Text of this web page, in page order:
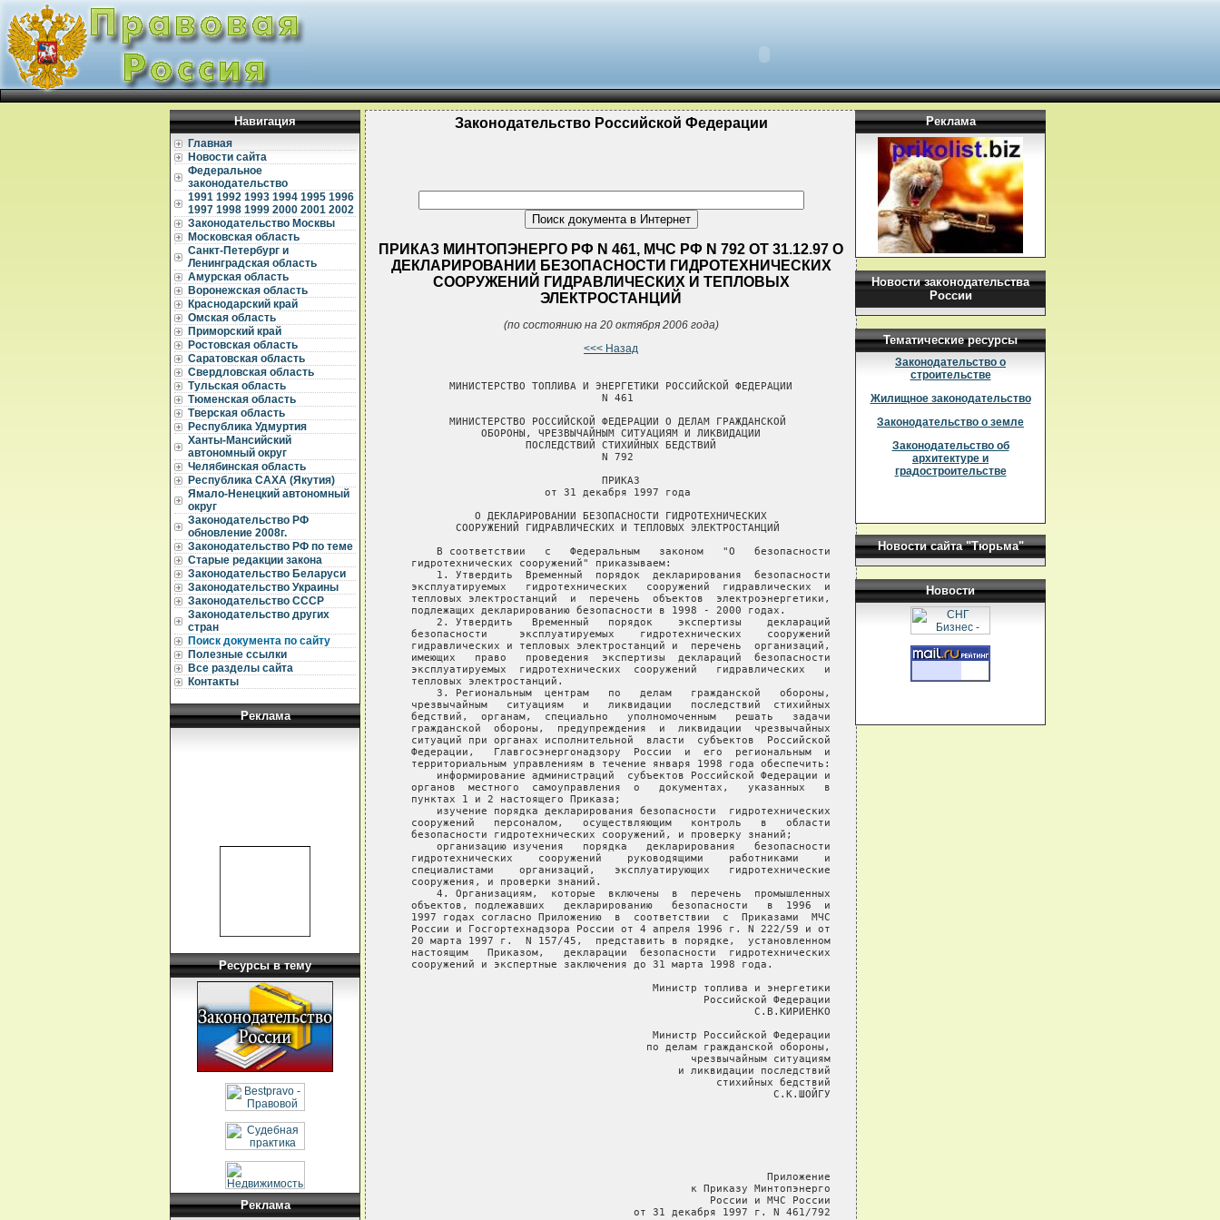
Навигация
Главная
Новости сайта
Федеральное
законодательство
1991 1992 1993 1994 1995 1996
1997 1998 1999 2000 2001 2002
Законодательство Москвы
Московская область
Санкт-Петербург и
Ленинградская область
Амурская область
Воронежская область
Краснодарский край
Омская область
Приморский край
Ростовская область
Саратовская область
Свердловская область
Тульская область
Тюменская область
Тверская область
Республика Удмуртия
Ханты-Мансийский
автономный округ
Челябинская область
Республика САХА (Якутия)
Ямало-Ненецкий автономный
округ
Законодательство РФ
обновление 2008г.
Законодательство РФ по теме
Старые редакции закона
Законодательство Беларуси
Законодательство Украины
Законодательство СССР
Законодательство других
стран
Поиск документа по сайту
Полезные ссылки
Все разделы сайта
Контакты
Реклама
Ресурсы в тему
Реклама
Законодательство Российской Федерации
ПРИКАЗ МИНТОПЭНЕРГО РФ N 461, МЧС РФ N 792 ОТ 31.12.97 О
ДЕКЛАРИРОВАНИИ БЕЗОПАСНОСТИ ГИДРОТЕХНИЧЕСКИХ
СООРУЖЕНИЙ ГИДРАВЛИЧЕСКИХ И ТЕПЛОВЫХ
ЭЛЕКТРОСТАНЦИЙ
(по состоянию на 20 октября 2006 года)
<<< Назад
         МИНИСТЕРСТВО ТОПЛИВА И ЭНЕРГЕТИКИ РОССИЙСКОЙ ФЕДЕРАЦИИ
                                 N 461
         МИНИСТЕРСТВО РОССИЙСКОЙ ФЕДЕРАЦИИ О ДЕЛАМ ГРАЖДАНСКОЙ
              ОБОРОНЫ, ЧРЕЗВЫЧАЙНЫМ СИТУАЦИЯМ И ЛИКВИДАЦИИ
                     ПОСЛЕДСТВИЙ СТИХИЙНЫХ БЕДСТВИЙ
                                 N 792
                                 ПРИКАЗ
                        от 31 декабря 1997 года
             О ДЕКЛАРИРОВАНИИ БЕЗОПАСНОСТИ ГИДРОТЕХНИЧЕСКИХ
          СООРУЖЕНИЙ ГИДРАВЛИЧЕСКИХ И ТЕПЛОВЫХ ЭЛЕКТРОСТАНЦИЙ
       В соответствии   с   Федеральным   законом   "О   безопасности
   гидротехнических сооружений" приказываем:
       1. Утвердить  Временный  порядок  декларирования  безопасности
   эксплуатируемых   гидротехнических   сооружений  гидравлических  и
   тепловых электростанций  и  перечень  объектов  электроэнергетики,
   подлежащих декларированию безопасности в 1998 - 2000 годах.
       2. Утвердить   Временный   порядок    экспертизы    деклараций
   безопасности     эксплуатируемых    гидротехнических    сооружений
   гидравлических и тепловых электростанций и  перечень  организаций,
   имеющих   право   проведения  экспертизы  деклараций  безопасности
   эксплуатируемых  гидротехнических  сооружений   гидравлических   и
   тепловых электростанций.
       3. Региональным  центрам   по   делам   гражданской   обороны,
   чрезвычайным   ситуациям   и   ликвидации   последствий  стихийных
   бедствий,  органам,  специально   уполномоченным   решать   задачи
   гражданской  обороны,  предупреждения  и  ликвидации  чрезвычайных
   ситуаций при органах исполнительной  власти  субъектов  Российской
   Федерации,   Главгосэнергонадзору  России  и  его  региональным  и
   территориальным управлениям в течение января 1998 года обеспечить:
       информирование администраций  субъектов Российской Федерации и
   органов  местного  самоуправления  о   документах,   указанных   в
   пунктах 1 и 2 настоящего Приказа;
       изучение порядка декларирования безопасности  гидротехнических
   сооружений   персоналом,   осуществляющим   контроль   в   области
   безопасности гидротехнических сооружений, и проверку знаний;
       организацию изучения   порядка   декларирования   безопасности
   гидротехнических    сооружений    руководящими    работниками    и
   специалистами    организаций,   эксплуатирующих   гидротехнические
   сооружения, и проверки знаний.
       4. Организациям,  которые  включены  в  перечень  промышленных
   объектов, подлежавших   декларированию   безопасности   в  1996  и
   1997 годах согласно Приложению  в  соответствии  с  Приказами  МЧС
   России и Госгортехнадзора России от 4 апреля 1996 г. N 222/59 и от
   20 марта 1997 г.  N 157/45,  представить в порядке,  установленном
   настоящим   Приказом,   декларации  безопасности  гидротехнических
   сооружений и экспертные заключения до 31 марта 1998 года.
                                         Министр топлива и энергетики
                                                 Российской Федерации
                                                         С.В.КИРИЕНКО
                                         Министр Российской Федерации
                                        по делам гражданской обороны,
                                               чрезвычайным ситуациям
                                             и ликвидации последствий
                                                   стихийных бедствий
                                                            С.К.ШОЙГУ
                                                           Приложение
                                               к Приказу Минтопэнерго
                                                  России и МЧС России
                                      от 31 декабря 1997 г. N 461/792
Реклама
Новости законодательства
России
Тематические ресурсы
Законодательство о
строительстве
Жилищное законодательство
Законодательство о земле
Законодательство об
архитектуре и
градостроительстве
Новости сайта "Тюрьма"
Новости